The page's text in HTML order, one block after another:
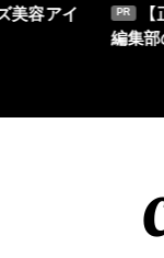
イ PR
【正社
編集部の一